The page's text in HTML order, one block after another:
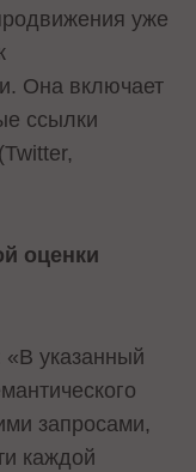
уже
Она включает
ссылки
оценки
«В указанный
запросами,
каждой